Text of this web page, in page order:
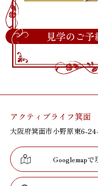
見学のご予
アクティブライフ箕面
大阪府箕面市小野原東6-
Googlemap